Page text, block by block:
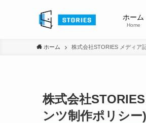
ホーム
Home
ホーム 株式会社STORIES メディア
株式会社
ンツ制作ポリシー)